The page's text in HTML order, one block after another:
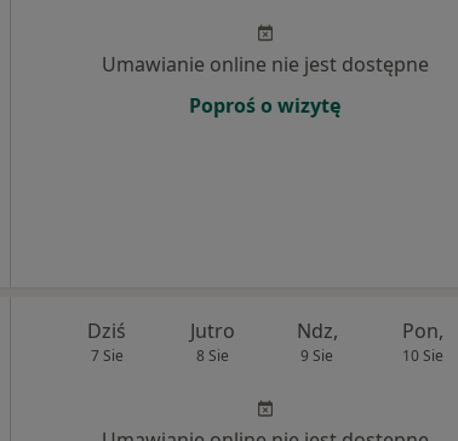
Umawianie online nie jest dostępne
Poproś o wizytę
Dziś
7 Sie
Jutro
8 Sie
Ndz,
9 Sie
Pon,
10 Sie